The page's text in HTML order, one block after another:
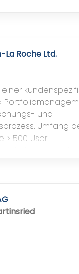
La Roche Ltd.
einer
und
Umfang
> 500 User
Redesign des